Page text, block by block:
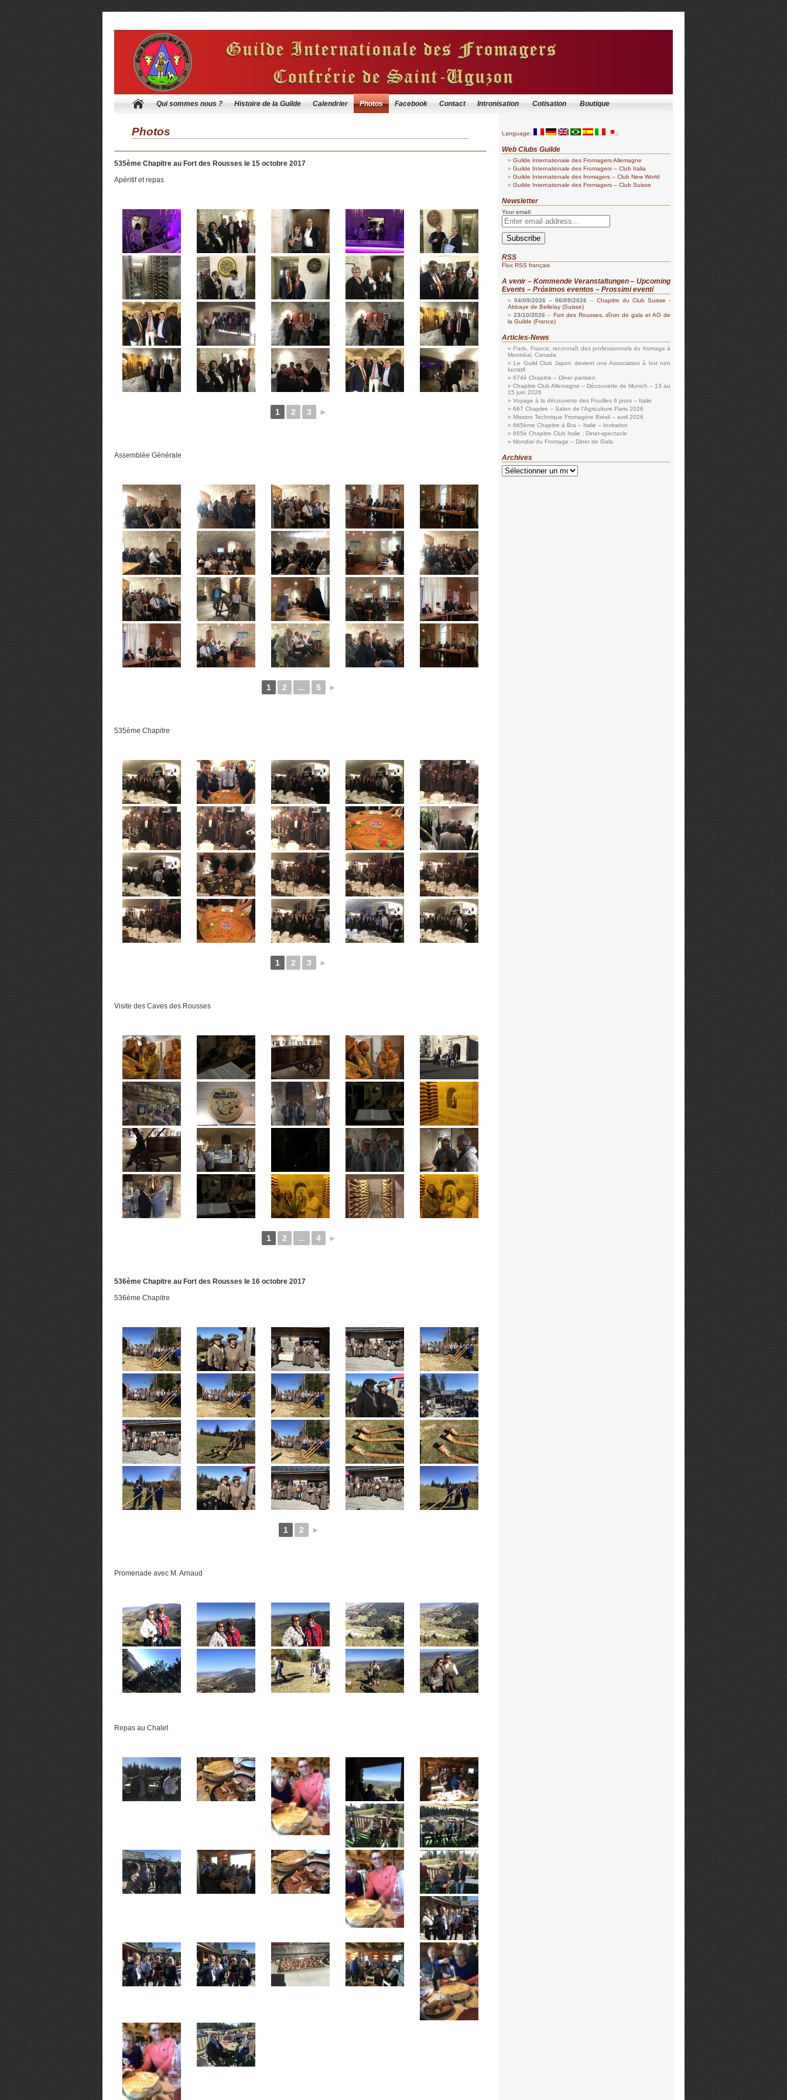
Qui sommes nous ? Histoire de la Guilde Calendrier Photos Facebook Contact Intronisation Cotisation Boutique
Photos
535ème Chapitre au Fort des Rousses le 15 octobre 2017
Apéritif et repas
1 2 3 ►
Assemblée Générale
1 2 ... 5 ►
535ème Chapitre
1 2 3 ►
Visite des Caves des Rousses
1 2 ... 4 ►
536ème Chapitre au Fort des Rousses le 16 octobre 2017
536ème Chapitre
1 2 ►
Promenade avec M. Arnaud
Repas au Chalet
Language:
Web Clubs Guilde
Guilde Internationale des Fromagers Allemagne
Guilde Internationale des Fromagers – Club Italia
Guilde Internationale des fromagers – Club New World
Guilde Internationale des Fromagers – Club Suisse
Newsletter
Your email:
RSS
Flux RSS français
A venir – Kommende Veranstaltungen – Upcoming
Events – Próximos eventos – Prossimi eventi
04/09/2026 – 06/09/2026 – Chapitre du Club Suisse -
Abbaye de Bellelay (Suisse)
23/10/2026 – Fort des Rousses, dîner de gala et AG de
la Guilde (France)
Articles-News
Paris, France, reconnaît des professionnels du fromage à
Montréal, Canada
Le Guild Club Japon devient une Association à but non
lucratif
674è Chapitre – Diner parisien
Chapitre Club Allemagne – Découverte de Munich – 13 au
15 juin 2026
Voyage à la découverte des Pouilles 6 jours – Italie
667 Chapitre – Salon de l’Agriculture Paris 2026
Mission Technique Fromagère Brésil – avril 2026
665ème Chapitre à Bra – Italie – Invitation
665è Chapitre Club Italie : Diner-spectacle
Mondial du Fromage – Diner de Gala
Archives
Archives